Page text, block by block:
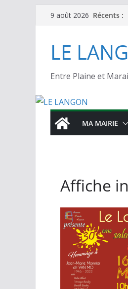
9 août 2026 Récents :
LE
Entre Plaine et
MA MAIRIE
Affiche